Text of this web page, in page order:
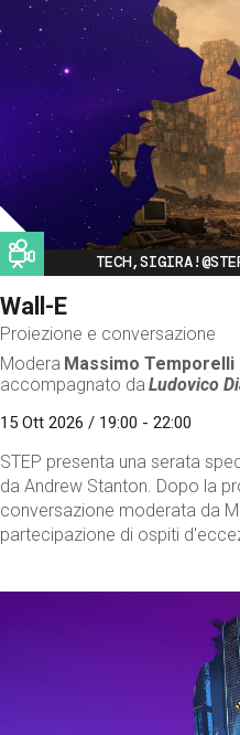
Image
Wall-E
Proiezione e conversazione
Modera Massimo Temporelli
accompagnato da Ludovico
15 Ott 2026 / 19:00 - 22:00
STEP presenta una serata
da Andrew Stanton. Dopo la
conversazione moderata da
partecipazione di ospiti